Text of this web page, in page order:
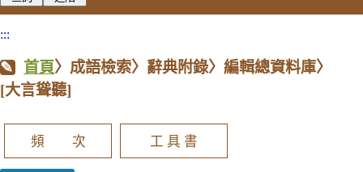
:::
首頁〉成語檢索〉辭典附錄〉編輯總資料庫〉
[大言聳聽]
頻 次 工 具 書